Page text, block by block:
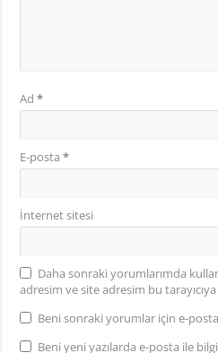
Ad*
E-posta*
İnternet sitesi
Daha sonraki yorumlarımda
adresim ve site adresim bu
Beni sonraki yorumlar için e-
Beni yeni yazılarda e-posta ile